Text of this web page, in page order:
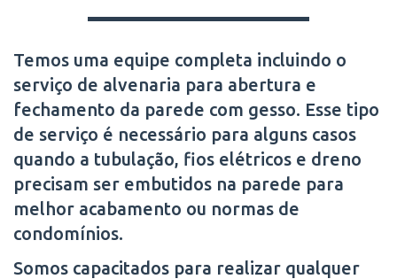
Temos uma equipe completa incluindo o
serviço de alvenaria para abertura e
fechamento da parede com gesso. Esse tipo
de serviço é necessário para alguns casos
quando a tubulação, fios elétricos e dreno
precisam ser embutidos na parede para
melhor acabamento ou normas de
condomínios.
Somos capacitados para realizar qualquer